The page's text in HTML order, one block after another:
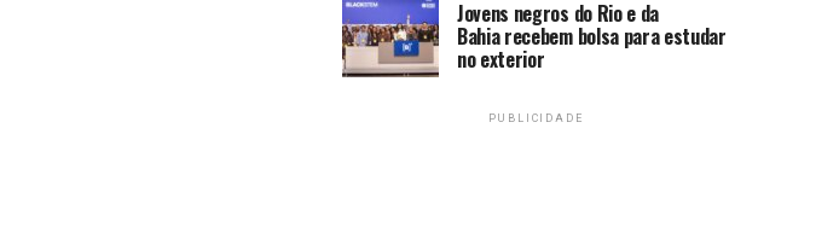
Jovens negros do Rio e da
Bahia recebem bolsa para estudar
no exterior
PUBLICIDADE